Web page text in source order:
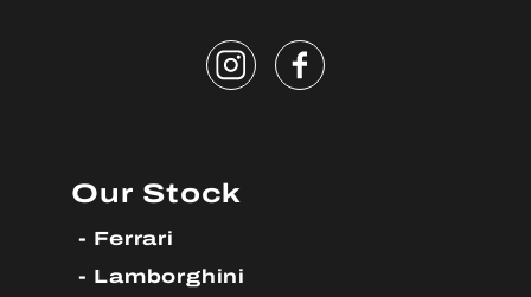
Our Stock
Ferrari
Lamborghini